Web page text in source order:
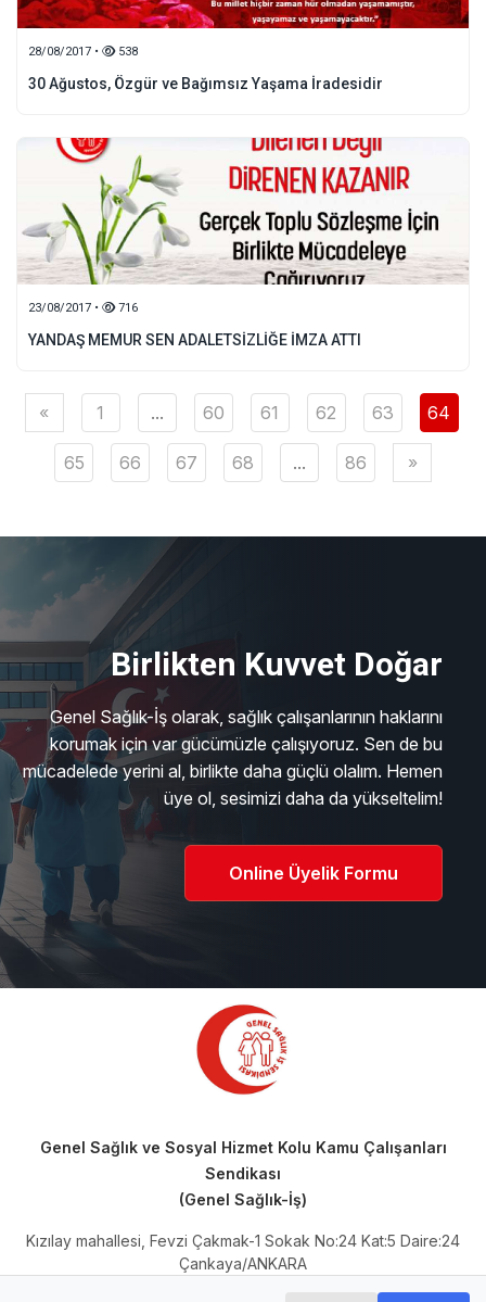
28/08/2017 • 538
30 Ağustos, Özgür ve Bağımsız Yaşama İradesidir
23/08/2017 • 716
YANDAŞ MEMUR SEN ADALETSİZLİĞE İMZA ATTI
« 1 ... 60 61 62 63 64
65 66 67 68 ... 86 »
Birlikten Kuvvet Doğar
Genel Sağlık-İş olarak, sağlık çalışanlarının haklarını
korumak için var gücümüzle çalışıyoruz. Sen de bu
mücadelede yerini al, birlikte daha güçlü olalım. Hemen
üye ol, sesimizi daha da yükseltelim!
Online Üyelik Formu
Genel Sağlık ve Sosyal Hizmet Kolu Kamu Çalışanları
Sendikası
(Genel Sağlık-İş)
Kızılay mahallesi, Fevzi Çakmak-1 Sokak No:24 Kat:5 Daire:24
Çankaya/ANKARA